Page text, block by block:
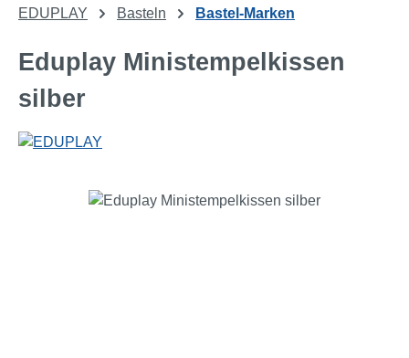
EDUPLAY Basteln Bastel-Marken
Eduplay Ministempelkissen
silber